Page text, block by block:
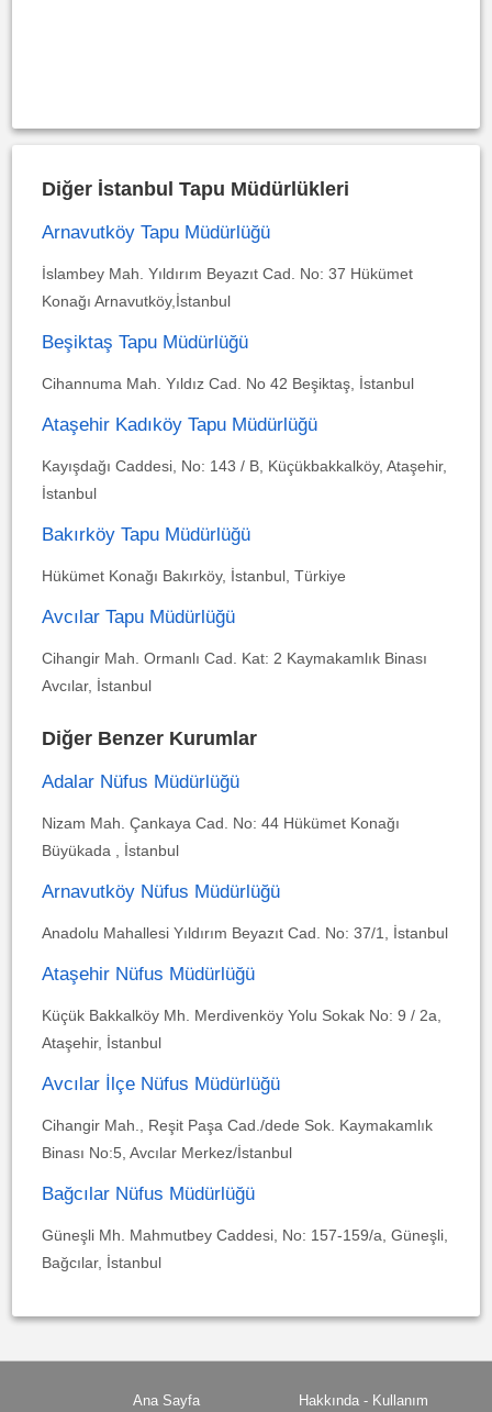
Diğer İstanbul Tapu Müdürlükleri
Arnavutköy Tapu Müdürlüğü
İslambey Mah. Yıldırım Beyazıt Cad. No: 37 Hükümet
Konağı Arnavutköy,İstanbul
Beşiktaş Tapu Müdürlüğü
Cihannuma Mah. Yıldız Cad. No 42 Beşiktaş, İstanbul
Ataşehir Kadıköy Tapu Müdürlüğü
Kayışdağı Caddesi, No: 143 / B, Küçükbakkalköy, Ataşehir,
İstanbul
Bakırköy Tapu Müdürlüğü
Hükümet Konağı Bakırköy, İstanbul, Türkiye
Avcılar Tapu Müdürlüğü
Cihangir Mah. Ormanlı Cad. Kat: 2 Kaymakamlık Binası
Avcılar, İstanbul
Diğer Benzer Kurumlar
Adalar Nüfus Müdürlüğü
Nizam Mah. Çankaya Cad. No: 44 Hükümet Konağı
Büyükada , İstanbul
Arnavutköy Nüfus Müdürlüğü
Anadolu Mahallesi Yıldırım Beyazıt Cad. No: 37/1, İstanbul
Ataşehir Nüfus Müdürlüğü
Küçük Bakkalköy Mh. Merdivenköy Yolu Sokak No: 9 / 2a,
Ataşehir, İstanbul
Avcılar İlçe Nüfus Müdürlüğü
Cihangir Mah., Reşit Paşa Cad./dede Sok. Kaymakamlık
Binası No:5, Avcılar Merkez/İstanbul
Bağcılar Nüfus Müdürlüğü
Güneşli Mh. Mahmutbey Caddesi, No: 157-159/a, Güneşli,
Bağcılar, İstanbul
Ana Sayfa Hakkında - Kullanım